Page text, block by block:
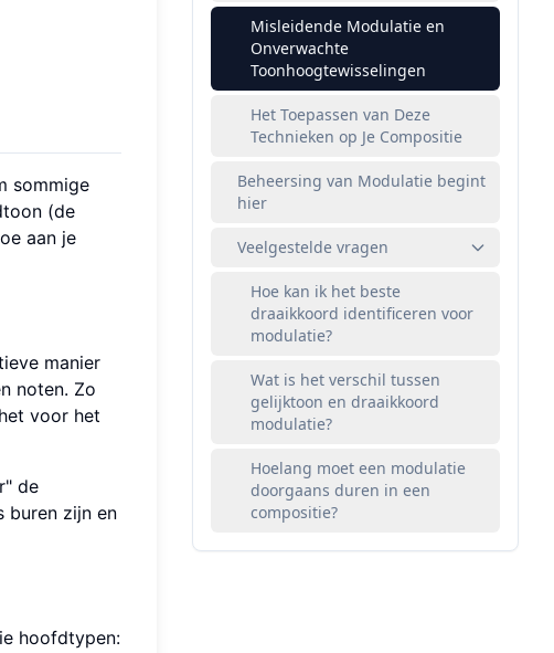
sommige
(de
aan je
manier
noten. Zo
voor het
de
buren zijn en
hoofdtypen:
Misleidende Modulatie en
Onverwachte
Toonhoogtewisselingen
Het Toepassen van Deze
Technieken op Je Compositie
Beheersing van Modulatie begint
hier
Veelgestelde vragen
Hoe kan ik het beste
draaikkoord identificeren voor
modulatie?
Wat is het verschil tussen
gelijktoon en draaikkoord
modulatie?
Hoelang moet een modulatie
doorgaans duren in een
compositie?